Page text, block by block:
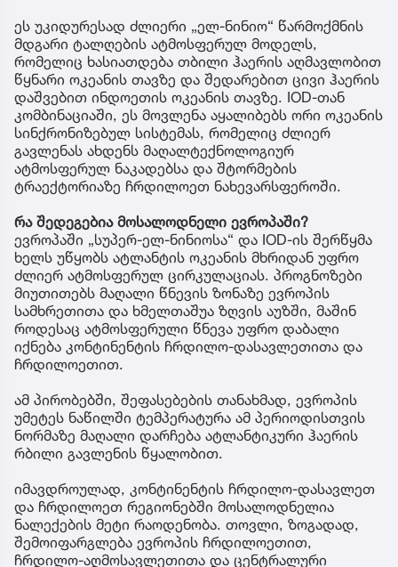
ეს უკიდურესად ძლიერი „ელ-ნინიო“ წარმოქმნის
მდგარი ტალღების ატმოსფერულ მოდელს,
რომელიც ხასიათდება თბილი ჰაერის აღმავლობით
წყნარი ოკეანის თავზე და შედარებით ცივი ჰაერის
დაშვებით ინდოეთის ოკეანის თავზე. IOD-თან
კომბინაციაში, ეს მოვლენა აყალიბებს ორი ოკეანის
სინქრონიზებულ სისტემას, რომელიც ძლიერ
გავლენას ახდენს მაღალტექნოლოგიურ
ატმოსფერულ ნაკადებსა და შტორმების
ტრაექტორიაზე ჩრდილოეთ ნახევარსფეროში.
რა შედეგებია მოსალოდნელი ევროპაში?
ევროპაში „სუპერ-ელ-ნინიოსა“ და IOD-ის შერწყმა
ხელს უწყობს ატლანტის ოკეანის მხრიდან უფრო
ძლიერ ატმოსფერულ ცირკულაციას. პროგნოზები
მიუთითებს მაღალი წნევის ზონაზე ევროპის
სამხრეთითა და ხმელთაშუა ზღვის აუზში, მაშინ
როდესაც ატმოსფერული წნევა უფრო დაბალი
იქნება კონტინენტის ჩრდილო-დასავლეთითა და
ჩრდილოეთით.
ამ პირობებში, შეფასებების თანახმად, ევროპის
უმეტეს ნაწილში ტემპერატურა ამ პერიოდისთვის
ნორმაზე მაღალი დარჩება ატლანტიკური ჰაერის
რბილი გავლენის წყალობით.
იმავდროულად, კონტინენტის ჩრდილო-დასავლეთ
და ჩრდილოეთ რეგიონებში მოსალოდნელია
ნალექების მეტი რაოდენობა. თოვლი, ზოგადად,
შემოიფარგლება ევროპის ჩრდილოეთით,
ჩრდილო-აღმოსავლეთითა და ცენტრალური